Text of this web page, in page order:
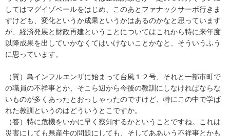
してはマグイゾベールをはじめ、このあとファナックサーボ行きま
すけども、変化というか成果というかはあるのかなと思っています
が、経済発展と財政再建ということについてはこれから特に来年度
以降成果を出していかなくてはいけないことかなと、そういうふう
に思っています。
（質）鳥インフルエンザに始まって台風１２号、それと一部市町で
の職員の不祥事とか、そこら辺から今後の教訓にしなければならな
いものが多くあったとおっしゃったのですけど、特にこの中で学ば
れた教訓というのはどういうとこですか。
（答）特に危機をいかに早く察知するかということですね。これは
災害にしても県産牛の問題にしても、そしてああいう不祥事とかも